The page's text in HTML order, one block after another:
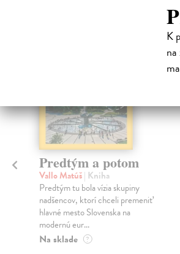
K
Predtým a potom
Vallo Matúš| Kniha
Predtým tu bola vízia skupiny
nadšencov, ktorí chceli premeniť
hlavné mesto Slovenska na
modernú eur...
Na sklade ?